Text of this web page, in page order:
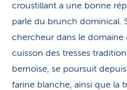
croustillant a une bonne
parle du brunch dominical.
chercheur dans le domaine
cuisson des tresses
bernoise, se poursuit
farine blanche, ainsi que la